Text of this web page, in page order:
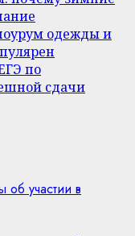
одежды и
по
сдачи
об участии в